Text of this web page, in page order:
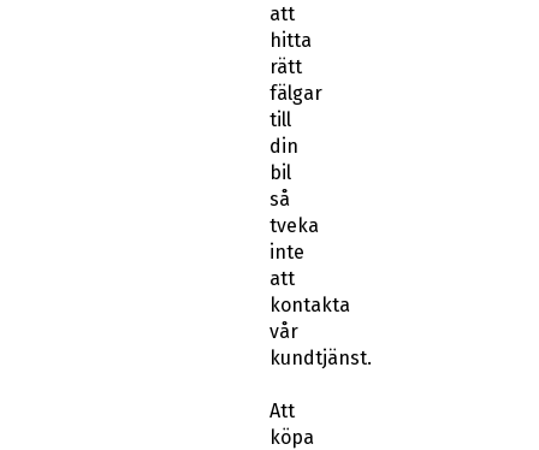
att
hitta
rätt
fälgar
till
din
bil
så
tveka
inte
att
kontakta
vår
kundtjänst.
Att
köpa